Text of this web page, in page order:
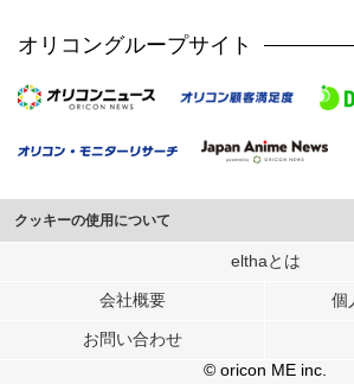
オリコングループサイト
クッキーの使用について
このサイトでは Cookie を使用して、ユーザーに合
行っています。
メディアや広告配信、データ解析の各パートナーに
各パートナーは、この情報とユーザーが各パートナ
ユーザーが各パートナーのサービスを使用したとき
elthaとは
会社概要 個
お問い合わせ
© oricon ME inc.